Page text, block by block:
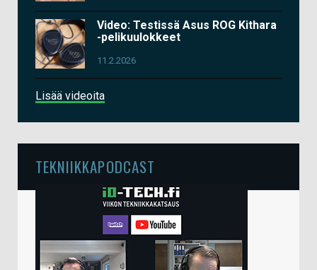
Video: Testissä Asus ROG Kithara
-pelikuulokkeet
11.2.2026
Lisää videoita
TEKNIIKKAPODCAST